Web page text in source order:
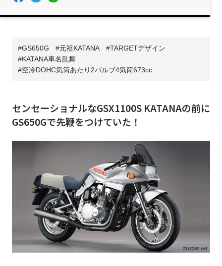
GS650G 元祖KATANA
TARGETデザイン
KATANA車名乱舞
空冷DOHC気筒あたり2バルブ4気筒673cc
センセーショナルなGSX1100S KATANAの前に
GS650Gで先鞭をつけていた！